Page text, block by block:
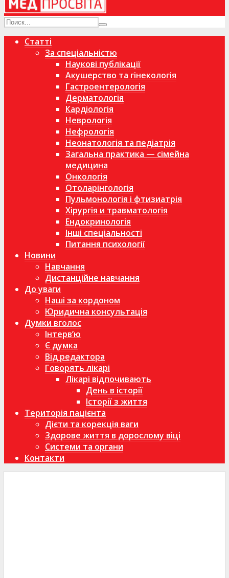
Статті
За спеціальністю
Наукові публікації
Акушерство та гінекологія
Гастроентерологія
Дерматологія
Кардіологія
Неврологія
Нефрологія
Неонатологія та педіатрія
Загальна практика — сімейна
медицина
Онкологія
Отоларінгологія
Пульмонологія і фтизиатрія
Хірургія и травматологія
Ендокринологія
Інші спеціальності
Питання психології
Новини
Навчання
Дистанційне навчання
До уваги
Наші за кордоном
Юридична консультація
Думки вголос
Інтерв’ю
Є думка
Від редактора
Говорять лікарі
Лікарі відпочивають
День в історії
Історії з життя
Територія пацієнта
Дієти та корекція ваги
Здорове життя в дорослому віці
Системи та органи
Контакти